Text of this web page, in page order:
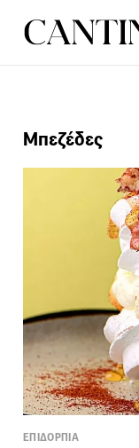
Μπεζέδες
ΕΠΙΔΟΡΠΙΑ